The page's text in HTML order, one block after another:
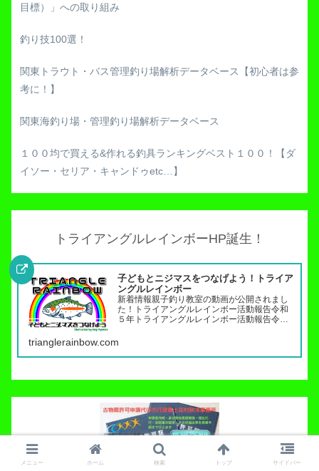
目標）」への取り組み
釣り技100選！
関東トラウト・バス管理釣り場解析データベース【初心者は参
考に！】
関東海釣り場・管理釣り場解析データベース
１００均で買える&作れる釣具ランキングベスト１００！【ダ
イソー・セリア・キャンドゥetc…】
トライアングルレインボーHP誕生！
子どもとニジマスをつなげよう！トライア
ングルレインボー
新着情報親子釣り教室の動画が公開されまし
た！トライアングルレインボー活動報告令和
５年トライアングルレインボー活動報告令和
月〜１２月）令和４年トライアングルレイン
trianglerainbow.com
メニュー ホーム 検索 トップ サイドバー